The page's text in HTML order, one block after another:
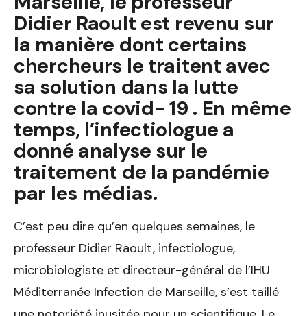
Didier Raoult est revenu sur
la manière dont certains
chercheurs le traitent avec
sa solution dans la lutte
contre la covid- 19 . En même
temps, l’infectiologue a
donné analyse sur le
traitement de la pandémie
par les médias.
C’est peu dire qu’en quelques semaines, le
professeur Didier Raoult, infectiologue,
microbiologiste et directeur-général de l’IHU
Méditerranée Infection de Marseille, s’est taillé